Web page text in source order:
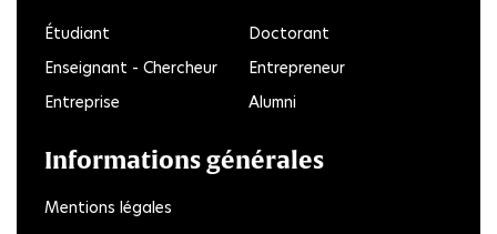
Étudiant
Doctorant
Enseignant - Chercheur
Entrepreneur
Entreprise
Alumni
Informations générales
Mentions légales